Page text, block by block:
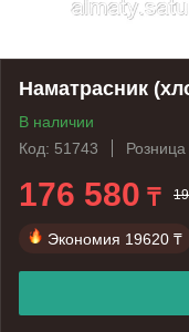
Наматрасник
В наличии
Код: 51743
Розница
176 580 ₸
Экономия 19620 ₸